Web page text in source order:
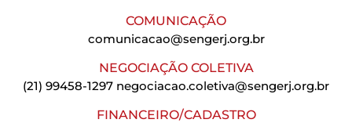
COMUNICAÇÃO
comunicacao@sengerj.org.br
NEGOCIAÇÃO COLETIVA
(21) 99458-1297 negociacao.coletiva@sengerj.org.br
FINANCEIRO/CADASTRO